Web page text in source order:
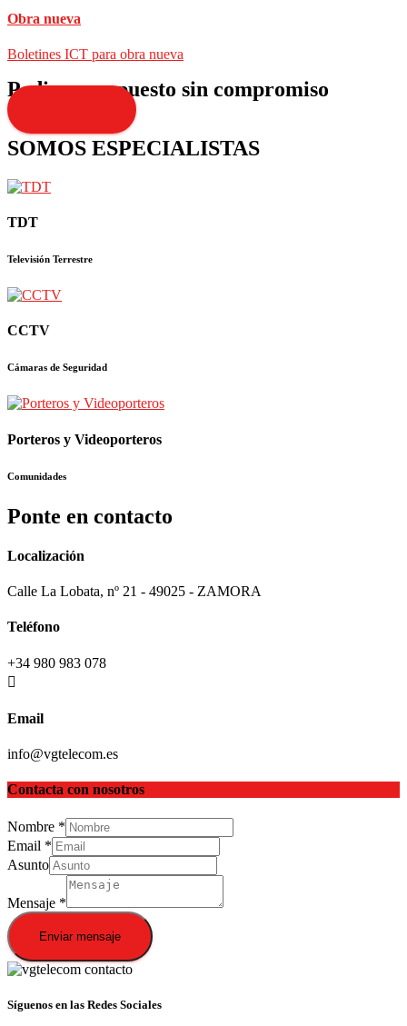
Obra nueva
Boletines ICT para obra nueva
Pedir presupuesto sin compromiso
SOMOS ESPECIALISTAS
TDT
Televisión Terrestre
CCTV
Cámaras de Seguridad
Porteros y Videoporteros
Comunidades
Ponte en contacto
Localización
Calle La Lobata, nº 21 - 49025 - ZAMORA
Teléfono
+34 980 983 078
Email
info@vgtelecom.es
Contacta con nosotros
Nombre *
Email *
Asunto
Mensaje *
Enviar mensaje
Síguenos en las Redes Sociales